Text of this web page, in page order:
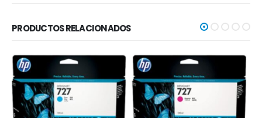
PRODUCTOS RELACIONADOS